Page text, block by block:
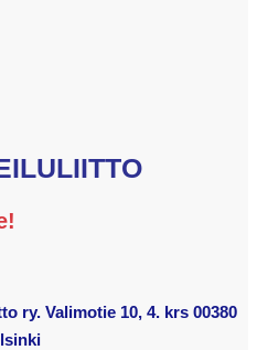
ry. Valimotie 10, 4. krs 00380